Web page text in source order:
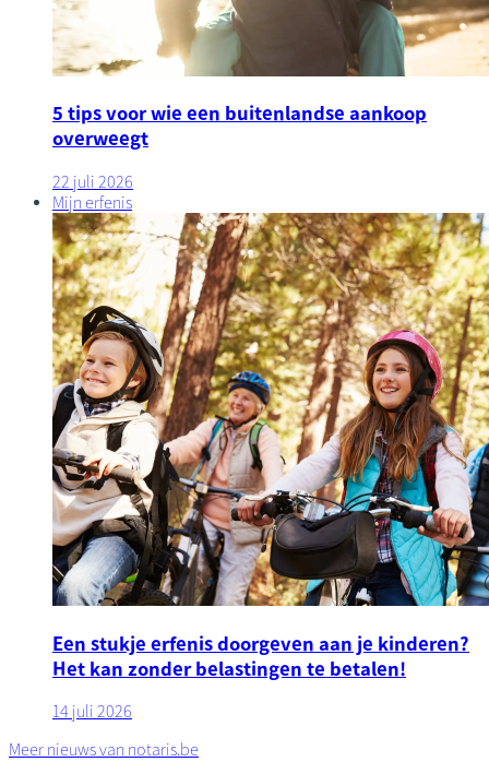
5 tips voor wie een buitenlandse aankoop
overweegt
22 juli 2026
Mijn erfenis
Een stukje erfenis doorgeven aan je kinderen?
Het kan zonder belastingen te betalen!
14 juli 2026
Meer nieuws van notaris.be